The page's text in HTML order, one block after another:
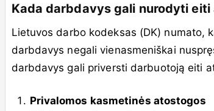
Kada darbdavys gali nurodyti
Lietuvos darbo kodeksas (DK) numato,
darbdavys negali vienasmeniškai
darbdavys gali priversti darbuotoją eiti
Privalomos kasmetinės atostogos